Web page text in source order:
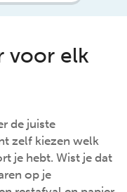
voor elk
de juiste
zelf kiezen welk
je hebt. Wist je dat
op je